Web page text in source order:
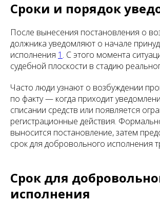
Сроки и порядок
После вынесения постановления о
должника уведомляют о начале
исполнения 1 . С этого момента
судебной плоскости в стадию
Часто люди узнают о возбуждении
по факту — когда приходит
списании средств или появляется
регистрационные действия.
выносится постановление, затем
срок для добровольного исполнения
Срок для
исполнения